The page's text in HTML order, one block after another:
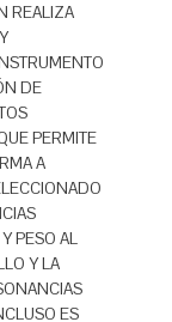
REALIZA
DE
PERMITE
A
PESO AL
Y LA
ES